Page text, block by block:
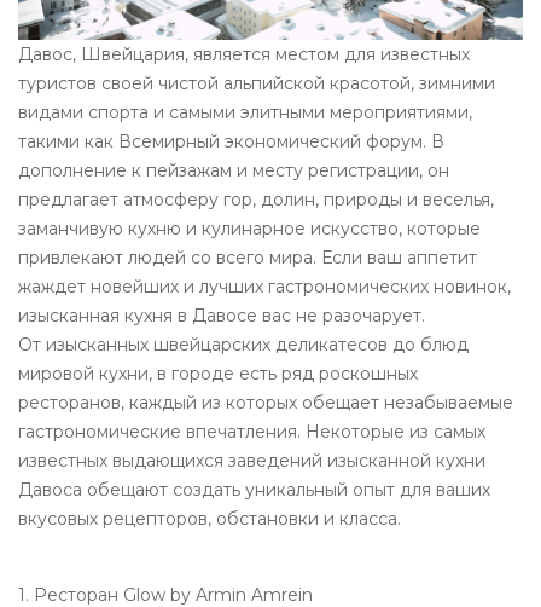
Давос, Швейцария, является местом для известных
туристов своей чистой альпийской красотой, зимними
видами спорта и самыми элитными мероприятиями,
такими как Всемирный экономический форум. В
дополнение к пейзажам и месту регистрации, он
предлагает атмосферу гор, долин, природы и веселья,
заманчивую кухню и кулинарное искусство, которые
привлекают людей со всего мира. Если ваш аппетит
жаждет новейших и лучших гастрономических новинок,
изысканная кухня в Давосе вас не разочарует.
От изысканных швейцарских деликатесов до блюд
мировой кухни, в городе есть ряд роскошных
ресторанов, каждый из которых обещает незабываемые
гастрономические впечатления. Некоторые из самых
известных выдающихся заведений изысканной кухни
Давоса обещают создать уникальный опыт для ваших
вкусовых рецепторов, обстановки и класса.
1. Ресторан Glow by Armin Amrein